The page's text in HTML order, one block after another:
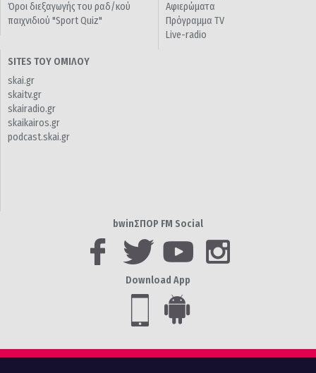
Όροι διεξαγωγής του ραδ/κού
παιχνιδιού "Sport Quiz"
Αφιερώματα
Πρόγραμμα TV
Live-radio
SITES ΤΟΥ ΟΜΙΛΟΥ
skai.gr
skaitv.gr
skairadio.gr
skaikairos.gr
podcast.skai.gr
bwinΣΠΟΡ FM Social
Download App